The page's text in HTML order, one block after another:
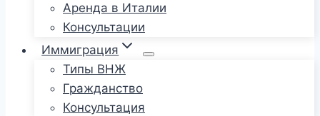
Аренда в Италии
Консультации
Иммиграция
Типы ВНЖ
Гражданство
Консультация